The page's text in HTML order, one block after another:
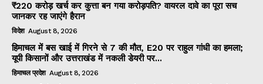
₹220 करोड़ खर्च कर कुत्ता बन गया करोड़पति? वायरल दावे का पूरा सच
जानकर रह जाएंगे हैरान
विदेश August 8, 2026
हिमाचल में बस खाई में गिरने से 7 की मौत, E20 पर राहुल गांधी का हमला;
यूपी किसानों और उत्तराखंड में नकली डेयरी पर...
हिमाचल प्रदेश August 8, 2026